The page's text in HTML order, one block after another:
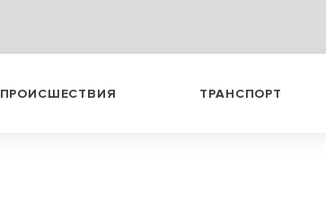
ПРОИСШЕСТВИЯ ТРАНСПОРТ